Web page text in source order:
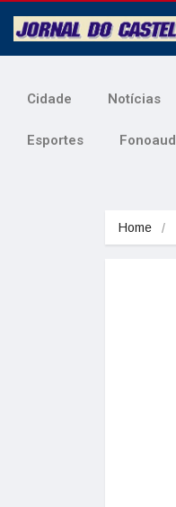
Cidade Notícias
Esportes
Home